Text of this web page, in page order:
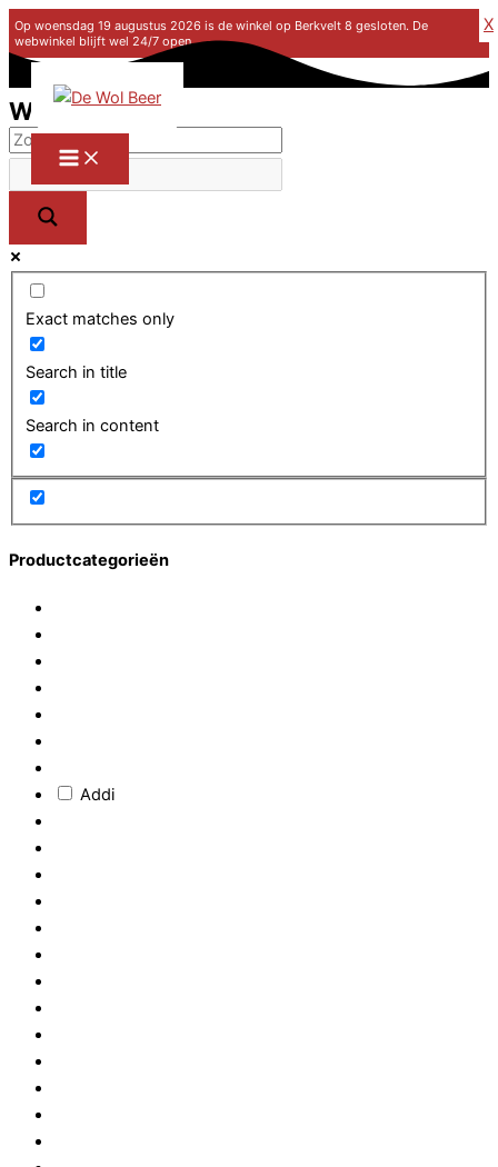
Op woensdag 19 augustus 2026 is de winkel op Berkvelt 8 gesloten. De
webwinkel blijft wel 24/7 open.
X
Winkel
Exact matches only
Search in title
Search in content
Productcategorieën
Addi